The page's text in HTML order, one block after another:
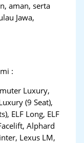
aman, serta
Jawa,
:
Luxury,
(9 Seat),
ELF Long, ELF
Alphard
Lexus LM,